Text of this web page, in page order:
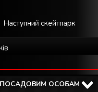
Наступний скейтпарк
ПОСАДОВИМ ОСОБАМ